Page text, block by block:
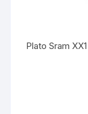
Plato Sram